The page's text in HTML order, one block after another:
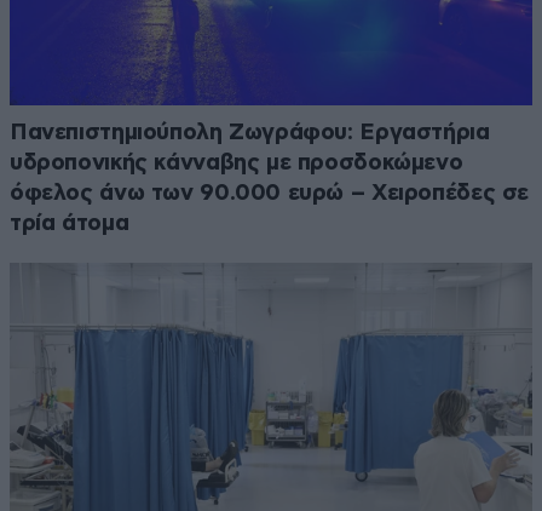
Πανεπιστημιούπολη Ζωγράφου: Εργαστήρια
υδροπονικής κάνναβης με προσδοκώμενο
όφελος άνω των 90.000 ευρώ – Χειροπέδες σε
τρία άτομα